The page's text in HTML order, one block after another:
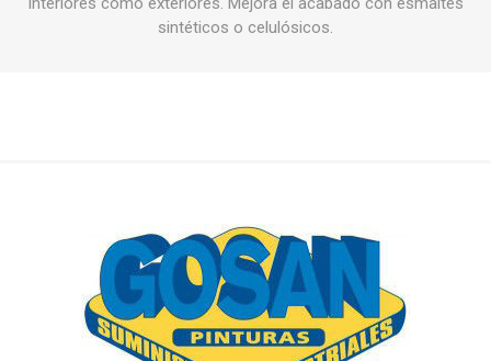
sintéticos o celulósicos.